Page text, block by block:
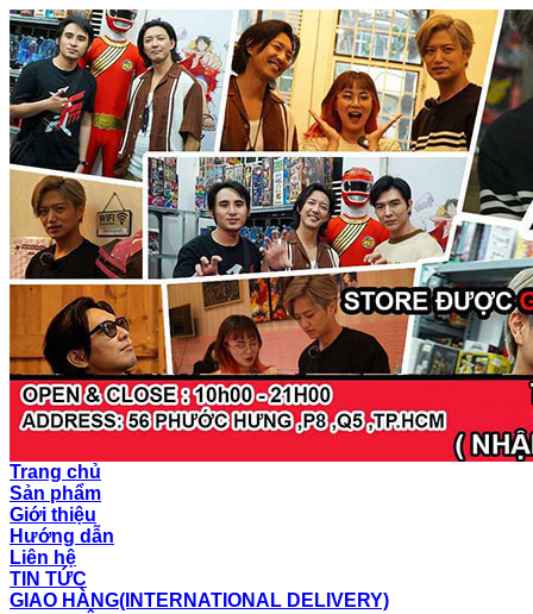
Trang chủ
Sản phẩm
Giới thiệu
Hướng dẫn
Liên hệ
TIN TỨC
GIAO HÀNG(INTERNATIONAL DELIVERY)